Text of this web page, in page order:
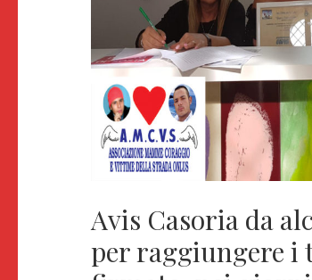
Avis Casoria da
per raggiungere i